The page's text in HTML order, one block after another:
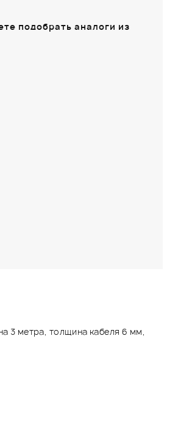
3 метра, толщина кабеля 6 мм,
подобрать аналоги из